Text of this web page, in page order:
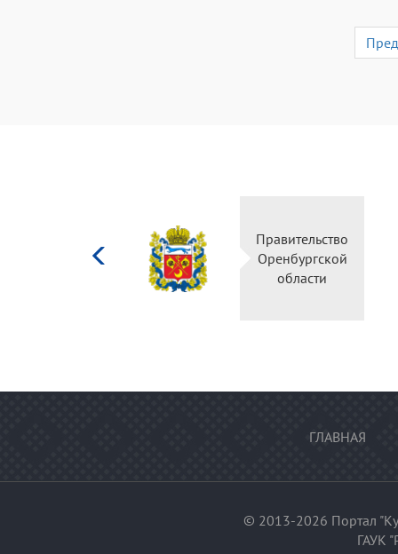
Правительство
Оренбургской
области
ГЛАВНАЯ
© 2013-2026 Портал
ГАУК